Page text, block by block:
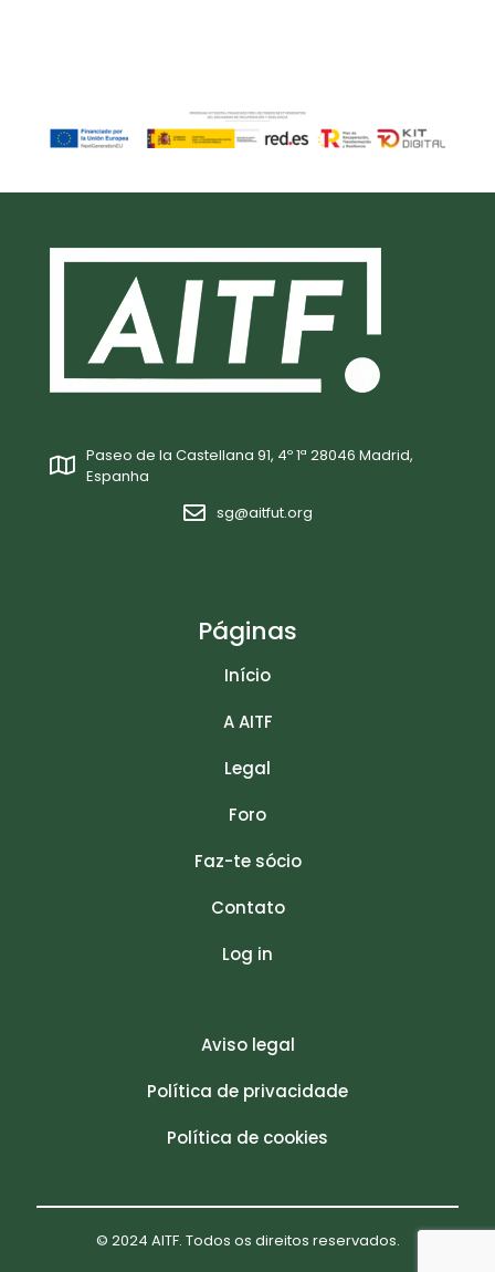
Paseo de la Castellana 91, 4º 1ª 28046 Madrid,
Espanha
sg@aitfut.org
Páginas
Início
A AITF
Legal
Foro
Faz-te sócio
Contato
Log in
Aviso legal
Política de privacidade
Política de cookies
© 2024 AITF. Todos os direitos reservados.